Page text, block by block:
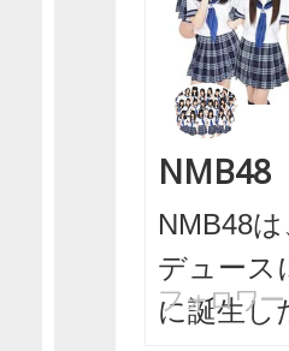
NMB48
NMB48
デュース
に誕生し
フォロワー